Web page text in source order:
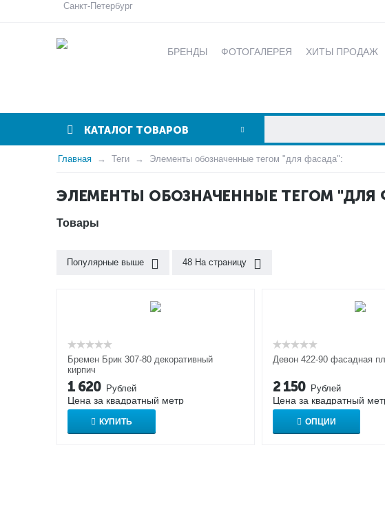
Санкт-Петербург
БРЕНДЫ ФОТОГАЛЕРЕЯ ХИТЫ ПРОДАЖ
КАТАЛОГ ТОВАРОВ
Главная Теги Элементы обозначенные тегом "для фасада":
ЭЛЕМЕНТЫ ОБОЗНАЧЕННЫЕ ТЕГОМ "ДЛЯ
Товары
Популярные выше 48 На страницу
Бремен Брик 307-80 декоративный
кирпич
1 620 Рублей
Цена за квадратный метр
КУПИТЬ
Девон 422-90 фасадная
2 150 Рублей
Цена за квадратный
ОПЦИИ